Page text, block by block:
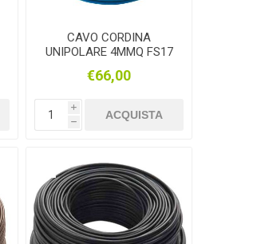
CAVO CORDINA
UNIPOLARE 4MMQ FS17
€66,00
i
h
ACQUISTA